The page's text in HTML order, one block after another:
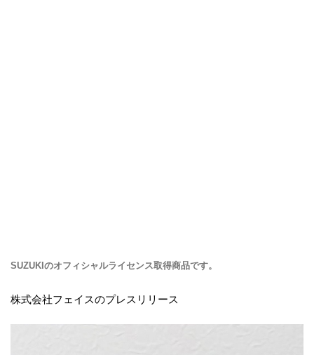
SUZUKIのオフィシャルライセンス取得商品です。
株式会社フェイスのプレスリリース